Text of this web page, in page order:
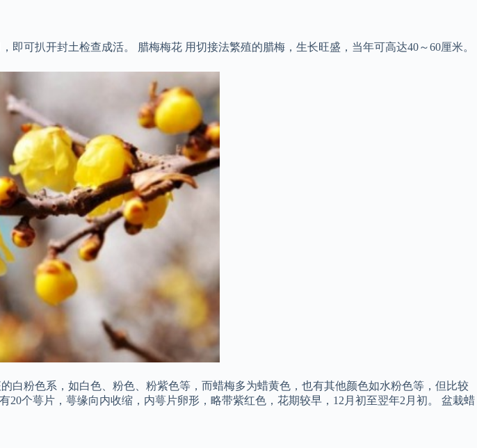
可扒开封土检查成活。 腊梅梅花 用切接法繁殖的腊梅，生长旺盛，当年可高达40～60厘米。
粉色系，如白色、粉色、粉紫色等，而蜡梅多为蜡黄色，也有其他颜色如水粉色等，但比较
个萼片，萼缘向内收缩，内萼片卵形，略带紫红色，花期较早，12月初至翌年2月初。 盆栽蜡